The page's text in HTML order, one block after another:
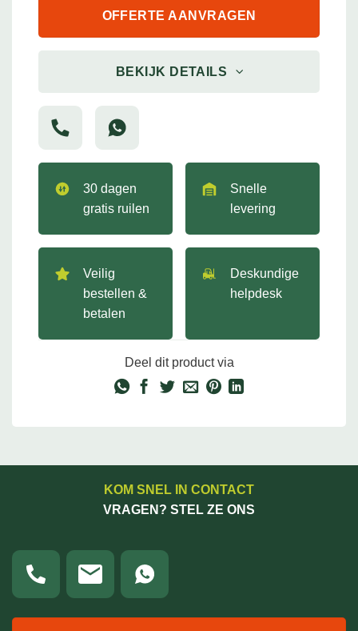
OFFERTE AANVRAGEN
BEKIJK DETAILS
30 dagen
gratis ruilen
Snelle
levering
Veilig
bestellen &
betalen
Deskundige
helpdesk
Deel dit product via
KOM SNEL IN CONTACT
VRAGEN? STEL ZE ONS